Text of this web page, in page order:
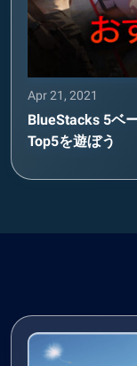
Apr 21, 2021
BlueStacks 5ベ
Top5を遊ぼう